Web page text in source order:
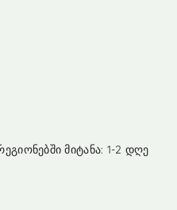
მიტანა: 1-2 დღე